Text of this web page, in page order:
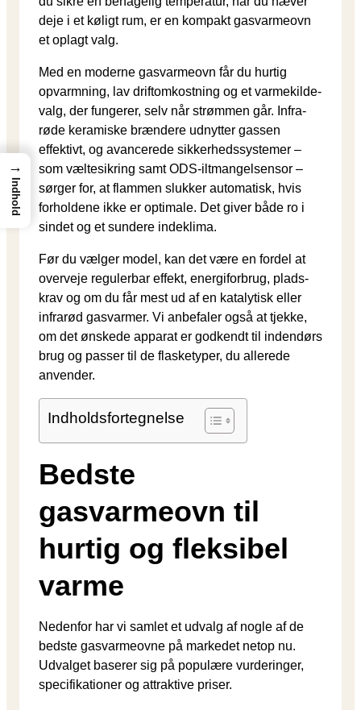
deje i et køligt rum, er en kompakt gasvarmeovn
et oplagt valg.
Med en moderne gasvarmeovn får du hurtig
opvarmning, lav drift­omkostning og et varmekilde-
valg, der fungerer, selv når strømmen går. Infra­
røde keramiske brændere udnytter gassen
effektivt, og avancerede sikkerheds­systemer –
som væltesikring samt ODS-iltmangel­sensor –
sørger for, at flammen slukker automatisk, hvis
forholdene ikke er optimale. Det giver både ro i
sindet og et sundere indeklima.
Før du vælger model, kan det være en fordel at
overveje regulerbar effekt, energiforbrug, plads­
krav og om du får mest ud af en katalytisk eller
infrarød gasvarmer. Vi anbefaler også at tjekke,
om det ønskede apparat er godkendt til indendørs
brug og passer til de flasketyper, du allerede
anvender.
Indholdsfortegnelse
Bedste
gasvarmeovn til
hurtig og fleksibel
varme
Nedenfor har vi samlet et udvalg af nogle af de
bedste gasvarmeovne på markedet netop nu.
Udvalget baserer sig på populære vurderinger,
specifikationer og attraktive priser.
→
Indhold